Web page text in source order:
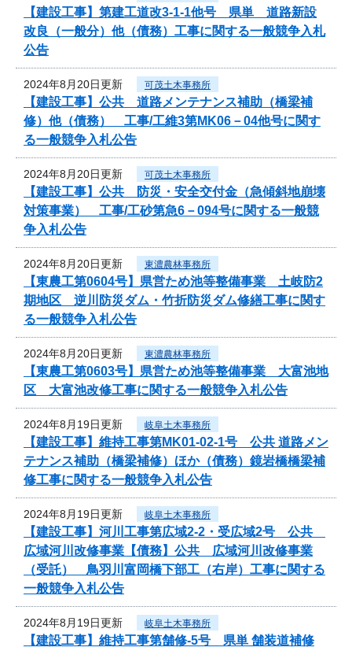
【建設工事】第建工道改3-1-1他号 県単 道路新設
改良（一般分）他（債務）工事に関する一般競争入札
公告
2024年8月20日更新 可茂土木事務所
【建設工事】公共 道路メンテナンス補助（橋梁補
修）他（債務） 工事/工維3第MK06－04他号に関す
る一般競争入札公告
2024年8月20日更新 可茂土木事務所
【建設工事】公共 防災・安全交付金（急傾斜地崩壊
対策事業） 工事/工砂第急6－094号に関する一般競
争入札公告
2024年8月20日更新 東濃農林事務所
【東農工第0604号】県営ため池等整備事業 土岐防2
期地区 逆川防災ダム・竹折防災ダム修繕工事に関す
る一般競争入札公告
2024年8月20日更新 東濃農林事務所
【東農工第0603号】県営ため池等整備事業 大富池地
区 大富池改修工事に関する一般競争入札公告
2024年8月19日更新 岐阜土木事務所
【建設工事】維持工事第MK01-02-1号 公共 道路メン
テナンス補助（橋梁補修）ほか（債務）鏡岩橋橋梁補
修工事に関する一般競争入札公告
2024年8月19日更新 岐阜土木事務所
【建設工事】河川工事第広域2-2・受広域2号 公共
広域河川改修事業【債務】公共 広域河川改修事業
（受託） 鳥羽川富岡橋下部工（右岸）工事に関する
一般競争入札公告
2024年8月19日更新 岐阜土木事務所
【建設工事】維持工事第舗修-5号 県単 舗装道補修